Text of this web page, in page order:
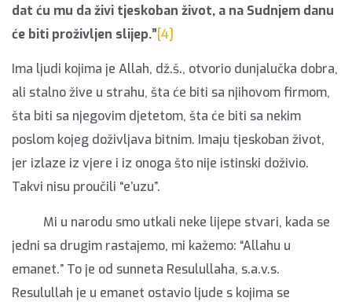
dat ću mu da živi tjeskoban život, a na Sudnjem danu
će biti proživljen slijep.”[4]
Ima ljudi kojima je Allah, dž.š., otvorio dunjalučka dobra,
ali stalno žive u strahu, šta će biti sa njihovom firmom,
šta biti sa njegovim djetetom, šta će biti sa nekim
poslom kojeg doživljava bitnim. Imaju tjeskoban život,
jer izlaze iz vjere i iz onoga što nije istinski doživio.
Takvi nisu proučili “e’uzu”.
Mi u narodu smo utkali neke lijepe stvari, kada se
jedni sa drugim rastajemo, mi kažemo: “Allahu u
emanet.” To je od sunneta Resulullaha, s.a.v.s.
Resulullah je u emanet ostavio ljude s kojima se